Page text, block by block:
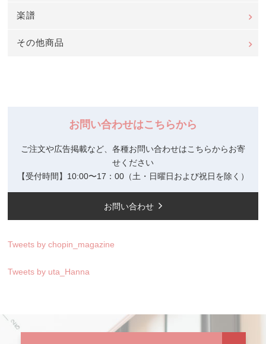
楽譜
その他商品
お問い合わせはこちらから
ご注文や広告掲載など、各種お問い合わせはこちらからお寄
せください
【受付時間】10:00〜17：00（土・日曜日および祝日を除く）
お問い合わせ
Tweets by chopin_magazine
Tweets by uta_Hanna